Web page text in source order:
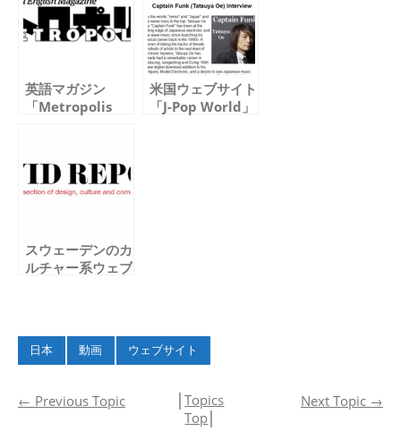
Mellow」リリー
ス記念インタビュ
「Heavy
Mellow」インタ
ビュー
英語マガジン
「Metropolis
のインタビューが
掲載されました
米国ウェブサイト
「J-Pop World」
スウェーデンのカ
ルチャー系ウェブ
ビューが掲載され
ました
日本 動画 ウェブサイト
← Previous Topic │Topics
Top
Next Topic →